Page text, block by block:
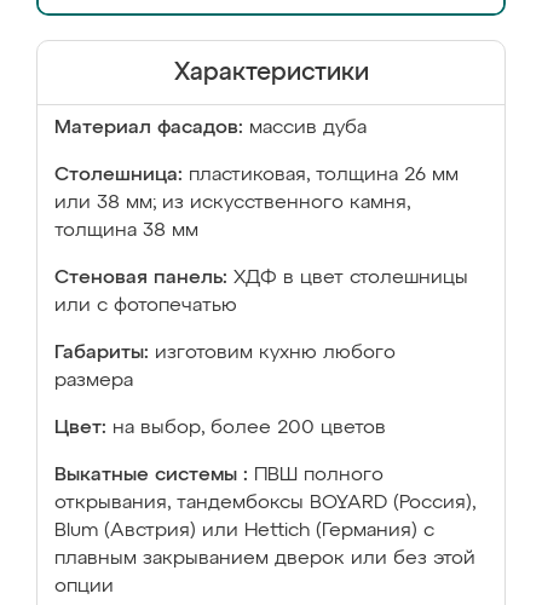
Характеристики
Материал фасадов: массив дуба
Столешница: пластиковая, толщина 26 мм
или 38 мм; из искусственного камня,
толщина 38 мм
Стеновая панель: ХДФ в цвет столешницы
или с фотопечатью
Габариты: изготовим кухню любого
размера
Цвет: на выбор, более 200 цветов
Выкатные системы :
ПВШ полного
открывания, тандембоксы BOYARD (Россия),
Blum (Австрия) или Hettich (Германия) с
плавным закрыванием дверок или без этой
опции